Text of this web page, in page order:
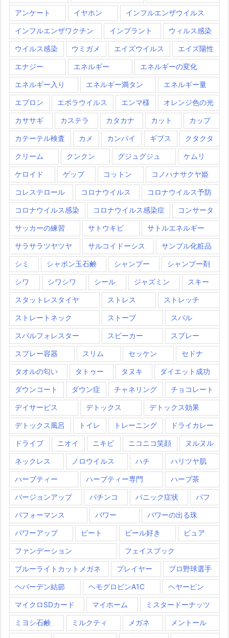
アンケート イヤホン インフルエンザウイルス
インフルエンザワクチン インプラント ウィルス感染
ウイルス感染 ウミガメ エイズウイルス エイズ陽性
エナジー エネルギー エネルギーの変化
エネルギー入り エネルギー満タン エネルギー量
エプロン エボラウイルス エンマ様 オレンジ色の光
カササギ カステラ カタカナ カット カップ
カテーテル検査 カメ カンパイ ギブス クタクタ
クリーム クンクン グジュグジュ ケムリ
ケロイド ゲップ コットン コノハナサクヤ姫
コレステロール コロナウイルス コロナウイルス予防
コロナウイルス感染 コロナウイルス感染症 コンサータ
サッカーの練習 サトウキビ サトルエネルギー
サラサラツヤツヤ サルコイドーシス サンプル化粧品
シミ シャボン玉石鹸 シャンプー シャンプー剤
シワ シワシワ シール ジャズミン スキー
スタットレスタイヤ ストレス ストレッチ
ストレートネック ストーブ スバル
スバルフォレスター スピーカー スプレー
スプレー容器 スリム セッケン セドナ
タオルの匂い タトゥー タヌキ ダイエット成功
ダウンコート ダウン症 チャネリング チョコレート
デイサービス デトックス デトックス効果
デトックス風呂 トイレ トレーニング ドライカレー
ドライブ ニオイ ニキビ ニコニコ笑顔 ヌルヌル
ネックレス ノロウイルス ハチ ハリツヤ肌
ハーブティー ハーブティー専門 ハーブ茶
バージョンアップ パチンコ パニック症状 パフ
パフォーマンス パワー パワーの出る珠
パワーアップ ビート ビール好き ピュア
ファンデーション フェイスブック
ブルーライトカットメガネ プレイヤー プロ野球選手
ヘパーデン結節 ヘモグロビンA1C ヘヤーピン
マイクロSDカード マイホーム ミスタードーナッツ
ミヨシ石鹸 ミルクティ メガネ メントール